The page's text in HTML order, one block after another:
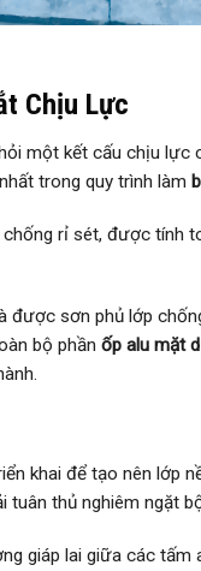
Chịu Lực
một kết cấu chịu lực
trong quy trình làm
rỉ sét, được tính
được sơn phủ lớp
bộ phần ốp alu mặt
khai để tạo nên lớp
thủ nghiêm ngặt
giáp lai giữa các tấm